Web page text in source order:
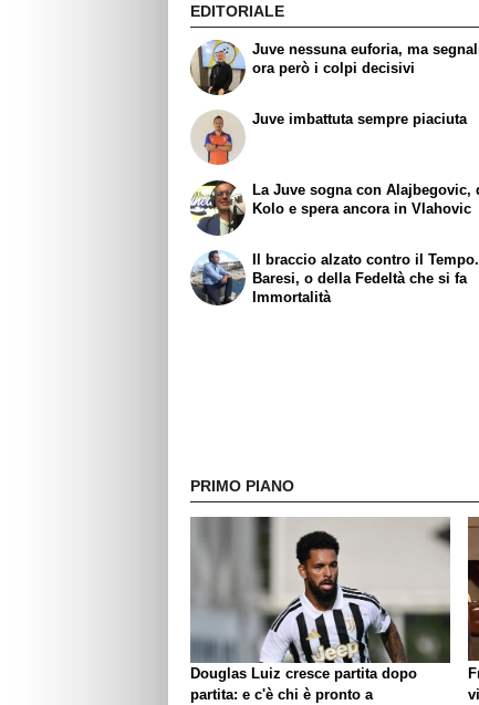
EDITORIALE
Juve nessuna euforia, ma
ora però i colpi decisivi
Juve imbattuta sempre piaciuta
La Juve sogna con Alajbegovic,
Kolo e spera ancora in Vlahovic
Il braccio alzato contro il
Baresi, o della Fedeltà che si fa
Immortalità
PRIMO PIANO
Douglas Luiz cresce partita dopo
partita: e c'è chi è pronto a